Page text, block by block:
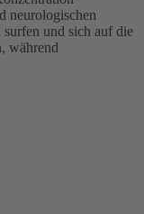
neurologischen
und sich auf die
während